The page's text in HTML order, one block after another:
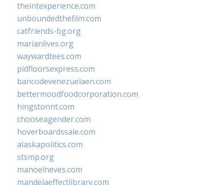
theintexperience.com
unboundedthefilm.com
catfriends-bg.org
marianlives.org
waywardtees.com
pidfloorsexpress.com
bancodevenezuelaen.com
bettermoodfoodcorporation.com
hingstonnt.com
chooseagender.com
hoverboardssale.com
alaskapolitics.com
stsmp.org
manoelneves.com
mandelaeffectlibrary.com